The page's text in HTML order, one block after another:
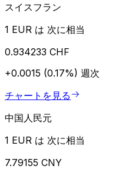
スイスフラン
1 EUR は 次に相当
0.934233 CHF
+0.0015 (0.17%) 週次
チャートを見る
中国人民元
1 EUR は 次に相当
7.79155 CNY